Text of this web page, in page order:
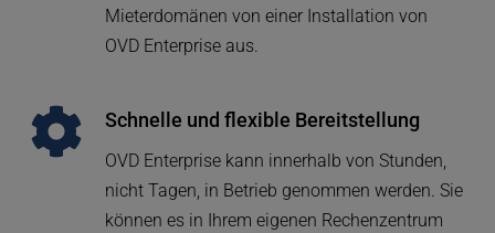
Mieterdomänen von einer Installation von
OVD Enterprise aus.
Schnelle und flexible Bereitstellung
OVD Enterprise kann innerhalb von Stunden,
nicht Tagen, in Betrieb genommen werden. Sie
können es in Ihrem eigenen Rechenzentrum